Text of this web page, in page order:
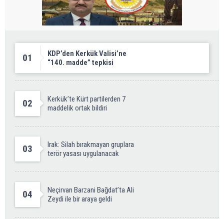
01
KDP’den Kerkük Valisi’ne
“140. madde” tepkisi
02
Kerkük’te Kürt partilerden 7
maddelik ortak bildiri
03
Irak: Silah bırakmayan gruplara
terör yasası uygulanacak
04
Neçirvan Barzani Bağdat’ta Ali
Zeydi ile bir araya geldi